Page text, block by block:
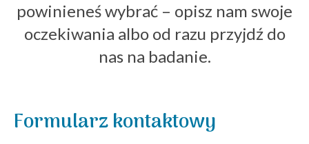
powinieneś wybrać – opisz nam swoje
oczekiwania albo od razu przyjdź do
nas na badanie.
Formularz kontaktowy